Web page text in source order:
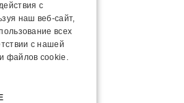
с
наш веб-сайт,
всех
с нашей
файлов cookie.